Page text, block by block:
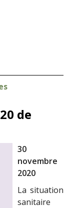
de
30
novembre
2020
La situation
sanitaire